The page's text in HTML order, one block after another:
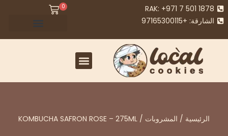
RAK: +971 7 501 1878
الشارقة: +97165300115
0
الرئيسية / المشروبات / KOMBUCHA SAFRON ROSE – 275ML